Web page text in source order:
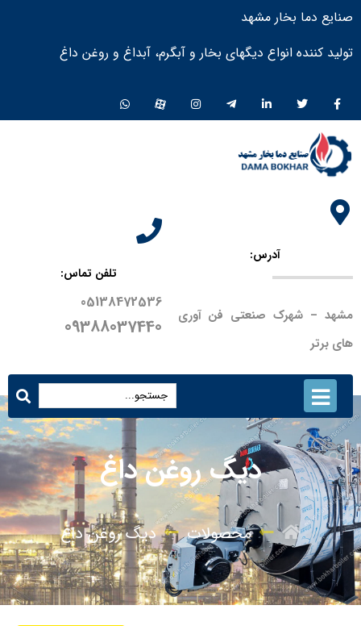
صنایع دما بخار مشهد
تولید کننده انواع دیگهای بخار و آبگرم، آبداغ و روغن داغ ​
آدرس:
مشهد – شهرک صنعتی فن آوری
های برتر
تلفن تماس:
05138472536
09388037440
دیگ روغن داغ
محصولات دیگ روغن داغ